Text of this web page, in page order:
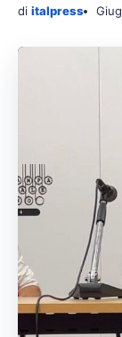
di italpress